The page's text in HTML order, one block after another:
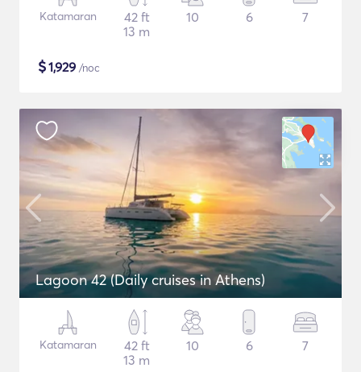
Katamaran
42 ft
13 m
10 6 7
$1,929 /noc
Lagoon 42 (Daily cruises in Athens)
Katamaran
42 ft
13 m
10 6 7